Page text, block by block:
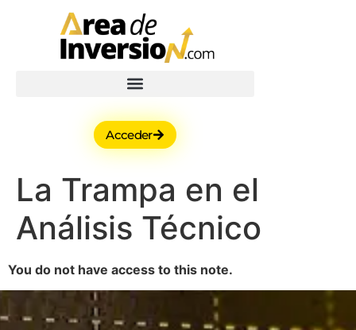
Acceder
La Trampa en el
Análisis Técnico
You do not have access to this note.